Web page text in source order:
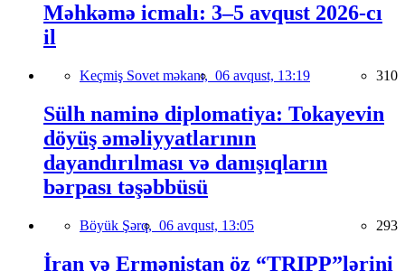
Məhkəmə icmalı: 3–5 avqust 2026-cı
il
Keçmiş Sovet məkanı, 06 avqust, 13:19 310
Sülh naminə diplomatiya: Tokayevin
döyüş əməliyyatlarının
dayandırılması və danışıqların
bərpası təşəbbüsü
Böyük Şərq, 06 avqust, 13:05 293
İran və Ermənistan öz “TRIPP”lərini